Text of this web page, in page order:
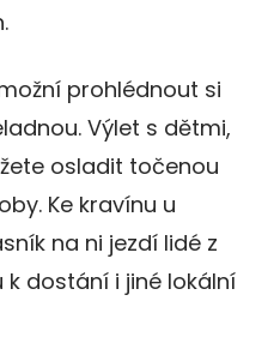
prohlédnout si
Výlet s dětmi,
osladit točenou
Ke kravínu u
na ni jezdí lidé z
dostání i jiné lokální